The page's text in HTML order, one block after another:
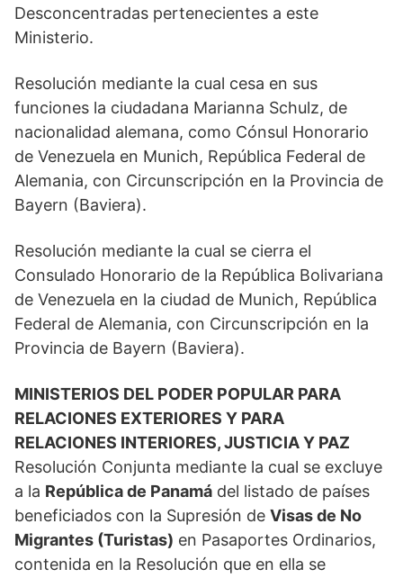
Desconcentradas pertenecientes a este
Ministerio.
Resolución mediante la cual cesa en sus
funciones la ciudadana Marianna Schulz, de
nacionalidad alemana, como Cónsul Honorario
de Venezuela en Munich, República Federal de
Alemania, con Circunscripción en la Provincia de
Bayern (Baviera).
Resolución mediante la cual se cierra el
Consulado Honorario de la República Bolivariana
de Venezuela en la ciudad de Munich, República
Federal de Alemania, con Circunscripción en la
Provincia de Bayern (Baviera).
MINISTERIOS DEL PODER POPULAR PARA
RELACIONES EXTERIORES Y PARA
RELACIONES INTERIORES, JUSTICIA Y PAZ
Resolución Conjunta mediante la cual se excluye
a la República de Panamá del listado de países
beneficiados con la Supresión de Visas de No
Migrantes (Turistas) en Pasaportes Ordinarios,
contenida en la Resolución que en ella se